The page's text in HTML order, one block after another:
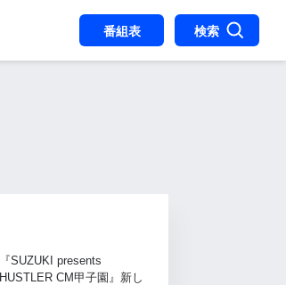
番組表 検索
『SUZUKI presents
HUSTLER CM甲子園』新し